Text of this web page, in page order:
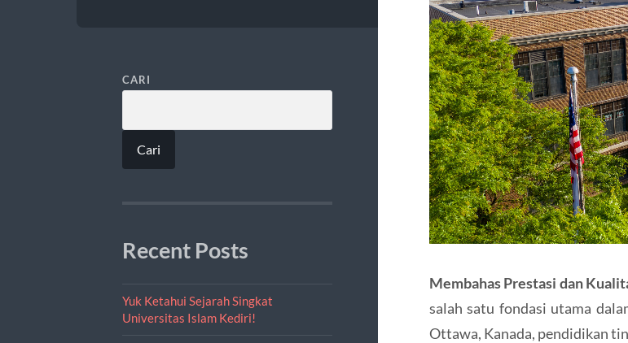
CARI
Cari
Recent Posts
Yuk Ketahui Sejarah Singkat
Universitas Islam Kediri!
Membahas Prestasi dan
salah satu fondasi utama
Ottawa, Kanada, pendidikan